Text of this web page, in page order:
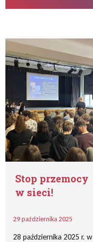
Stop przemocy
w sieci!
29 października 2025
28 października 2025 r. w